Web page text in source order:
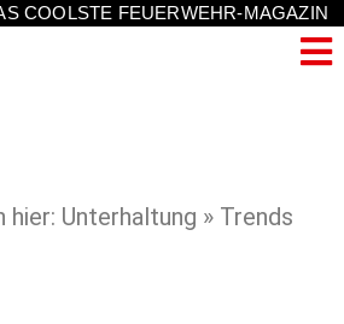
COOLSTE FEUERWEHR-MAGAZIN
hier: Unterhaltung » Trends